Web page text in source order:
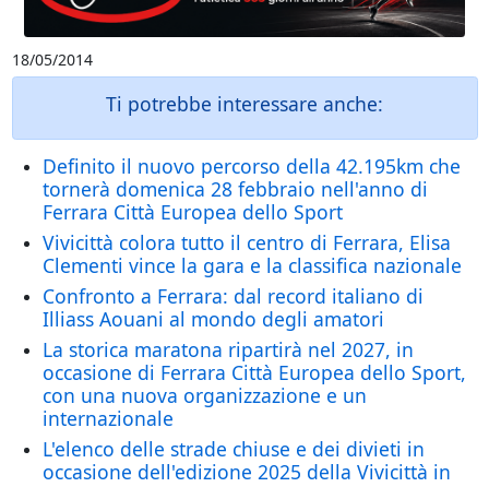
18/05/2014
Ti potrebbe interessare anche:
Definito il nuovo percorso della 42.195km che
tornerà domenica 28 febbraio nell'anno di
Ferrara Città Europea dello Sport
Vivicittà colora tutto il centro di Ferrara, Elisa
Clementi vince la gara e la classifica nazionale
Confronto a Ferrara: dal record italiano di
Illiass Aouani al mondo degli amatori
La storica maratona ripartirà nel 2027, in
occasione di Ferrara Città Europea dello Sport,
con una nuova organizzazione e un
internazionale
L'elenco delle strade chiuse e dei divieti in
occasione dell'edizione 2025 della Vivicittà in